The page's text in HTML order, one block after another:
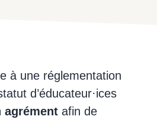
à une réglementation
d’éducateur·ices
agrémentafin de